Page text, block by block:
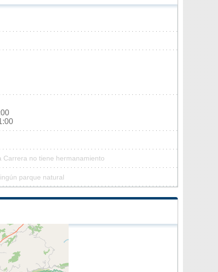
Carrera no tiene hermanamiento
parque natural